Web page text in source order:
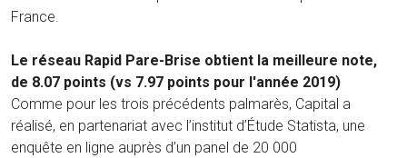
France.
Le réseau Rapid Pare-Brise obtient la meilleure note,
de 8.07 points (vs 7.97 points pour l'année 2019)
Comme pour les trois précédents palmarès, Capital a
réalisé, en partenariat avec l’institut d’Étude Statista, une
enquête en ligne auprès d’un panel de 20 000